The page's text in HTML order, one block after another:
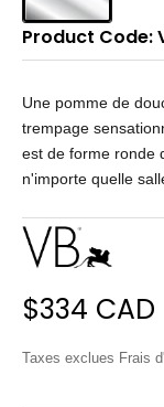
Product Code:
Une pomme de
trempage
est de forme ronde
n'importe quelle
Prix de
$334 CAD
Taxes exclues Frais